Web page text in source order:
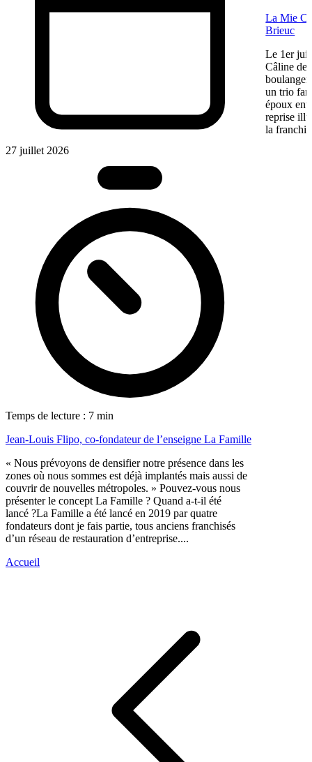
27 juillet 2026
Temps de lecture : 7 min
Jean-Louis Flipo, co-fondateur de l’enseigne La Famille
« Nous prévoyons de densifier notre présence dans les
zones où nous sommes est déjà implantés mais aussi de
couvrir de nouvelles métropoles. » Pouvez-vous nous
présenter le concept La Famille ? Quand a-t-il été
lancé ?La Famille a été lancé en 2019 par quatre
fondateurs dont je fais partie, tous anciens franchisés
d’un réseau de restauration d’entreprise....
La Mie
Brieuc
Le 1er
Câline de
un trio
époux
reprise
la
Accueil